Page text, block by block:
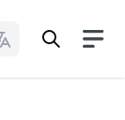
idioma